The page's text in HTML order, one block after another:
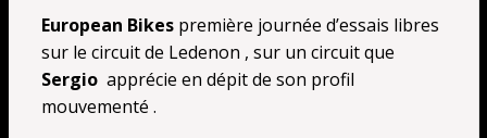
European Bikespremière journée d’essais libres
sur le circuit de Ledenon , sur un circuit que
Sergioapprécie en dépit de son profil
mouvementé .